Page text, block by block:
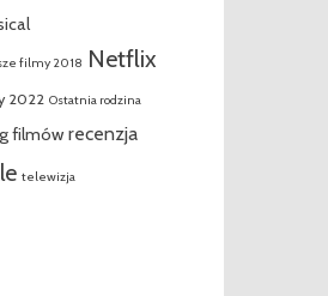
filmy 2018 Netflix
2022 Ostatnia rodzina
filmów recenzja
telewizja